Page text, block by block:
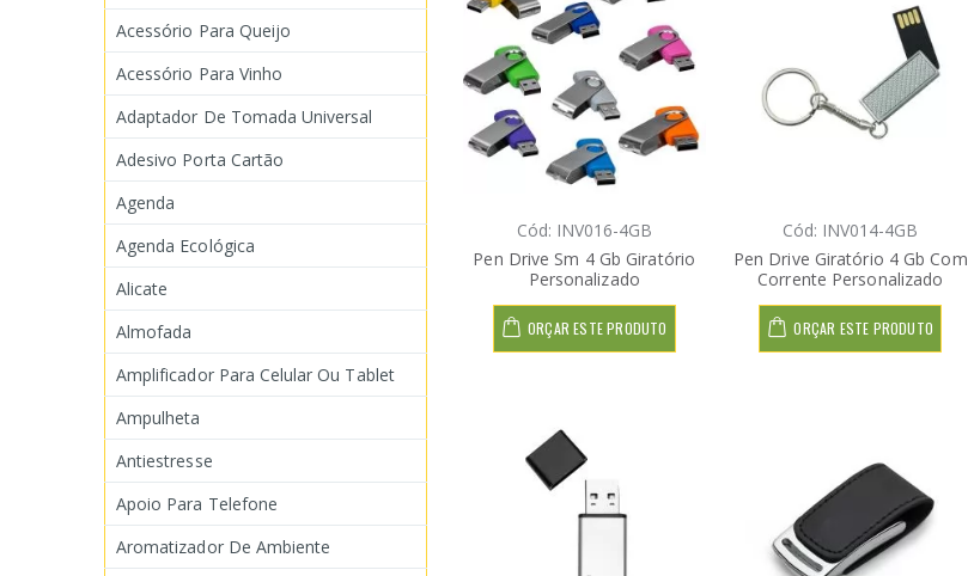
Cód: INV016-4GB
Pen Drive Sm 4 Gb Giratório
Personalizado
ORÇAR ESTE PRODUTO
Cód: INV014-4GB
Pen Drive Giratório 4 Gb Com
Corrente Personalizado
ORÇAR ESTE PRODUTO
Acessório Para Queijo
Acessório Para Vinho
Adaptador De Tomada Universal
Adesivo Porta Cartão
Agenda
Agenda Ecológica
Alicate
Almofada
Amplificador Para Celular Ou Tablet
Ampulheta
Antiestresse
Apoio Para Telefone
Aromatizador De Ambiente